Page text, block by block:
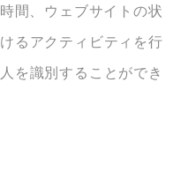
間、ウェブサイトの状
るアクティビティを行
を識別することができ